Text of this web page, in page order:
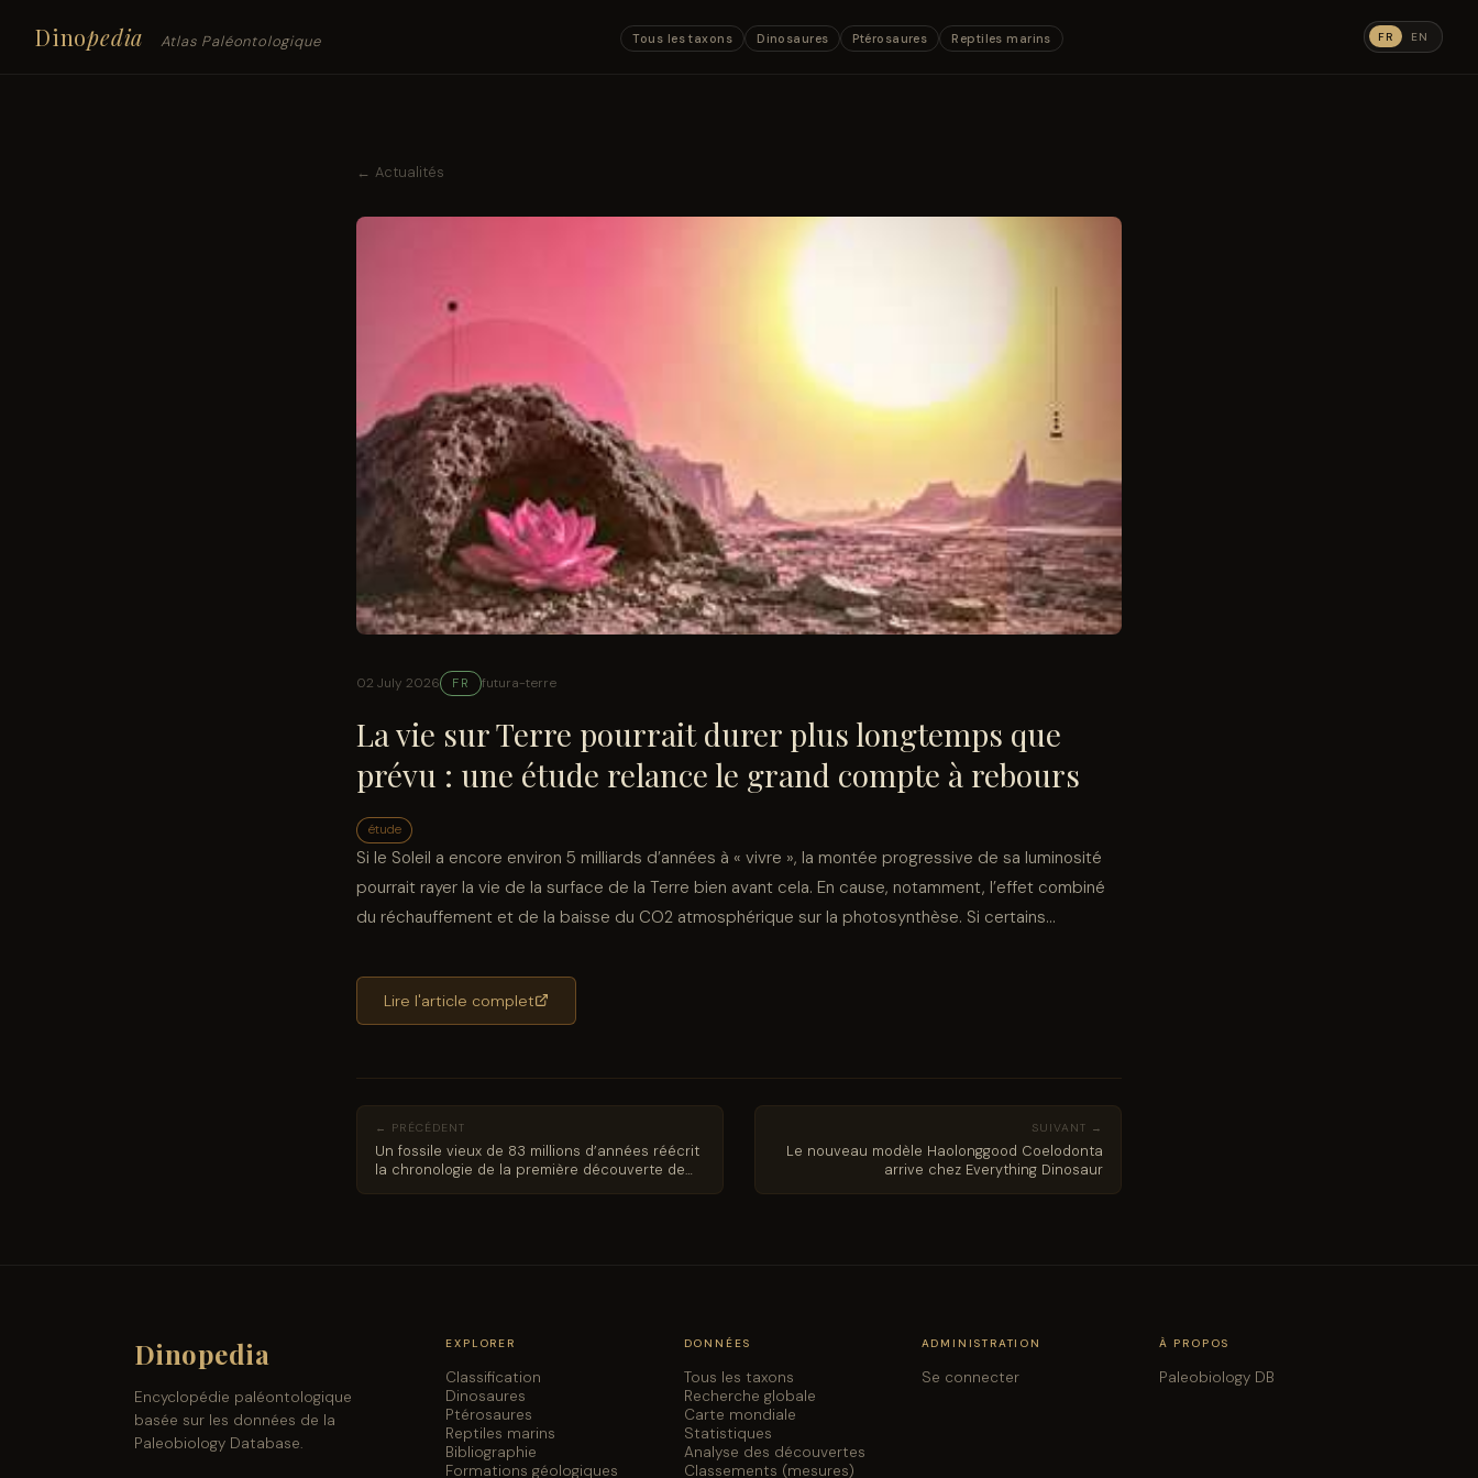
Dinopedia Atlas Paléontologique Tous les taxons Dinosaures Ptérosaures Reptiles marins FR EN
← Actualités
02 July 2026 FR futura-terre
La vie sur Terre pourrait durer plus longtemps que
prévu : une étude relance le grand compte à rebours
étude
Si le Soleil a encore environ 5 milliards d’années à « vivre », la montée progressive de sa luminosité
pourrait rayer la vie de la surface de la Terre bien avant cela. En cause, notamment, l’effet combiné
du réchauffement et de la baisse du CO2 atmosphérique sur la photosynthèse. Si certains...
Lire l'article complet
← PRÉCÉDENT
Un fossile vieux de 83 millions d’années réécrit
la chronologie de la première découverte de
SUIVANT →
Le nouveau modèle Haolonggood Coelodonta
arrive chez Everything Dinosaur
Dinopedia
Encyclopédie paléontologique
basée sur les données de la
Paleobiology Database.
EXPLORER
Classification
Dinosaures
Ptérosaures
Reptiles marins
Bibliographie
Formations géologiques
DONNÉES
Tous les taxons
Recherche globale
Carte mondiale
Statistiques
Analyse des découvertes
Classements (mesures)
ADMINISTRATION
Se connecter
À PROPOS
Paleobiology DB